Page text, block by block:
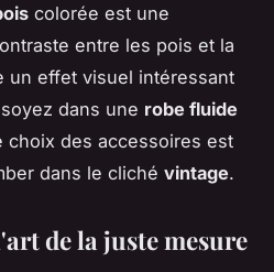
colorée est une
entre les pois et la
un effet visuel intéressant
dans une robe fluide
choix des accessoires est
dans le cliché vintage.
de la juste mesure